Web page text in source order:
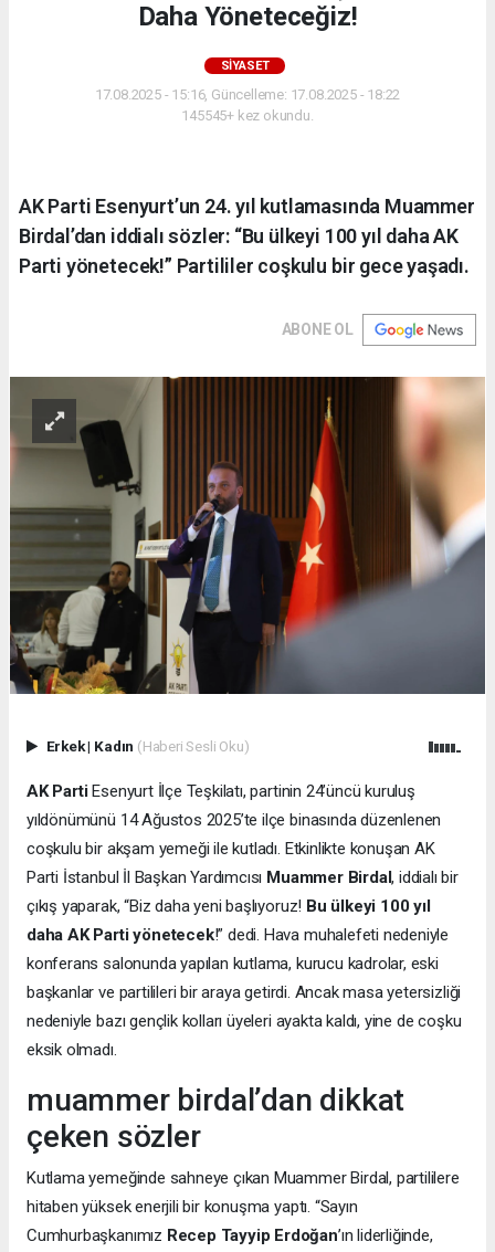
Daha Yöneteceğiz!
SIYASET
17.08.2025 - 15:16, Güncelleme: 17.08.2025 - 18:22
145545+ kez okundu.
AK Parti Esenyurt’un 24. yıl kutlamasında Muammer
Birdal’dan iddialı sözler: “Bu ülkeyi 100 yıl daha AK
Parti yönetecek!” Partililer coşkulu bir gece yaşadı.
ABONE OL
Erkek| Kadın (Haberi Sesli Oku)
AK PartiEsenyurt İlçe Teşkilatı, partinin 24’üncü kuruluş
yıldönümünü 14 Ağustos 2025’te ilçe binasında düzenlenen
coşkulu bir akşam yemeği ile kutladı. Etkinlikte konuşan AK
Parti İstanbul İl Başkan Yardımcısı Muammer Birdal, iddialı bir
çıkış yaparak, “Biz daha yeni başlıyoruz! Bu ülkeyi 100 yıl
daha AK Parti yönetecek!” dedi. Hava muhalefeti nedeniyle
konferans salonunda yapılan kutlama, kurucu kadrolar, eski
başkanlar ve partilileri bir araya getirdi. Ancak masa yetersizliği
nedeniyle bazı gençlik kolları üyeleri ayakta kaldı, yine de coşku
eksik olmadı.
muammer birdal’dan dikkat
çeken sözler
Kutlama yemeğinde sahneye çıkan Muammer Birdal, partililere
hitaben yüksek enerjili bir konuşma yaptı. “Sayın
Cumhurbaşkanımız Recep Tayyip Erdoğan’ın liderliğinde,